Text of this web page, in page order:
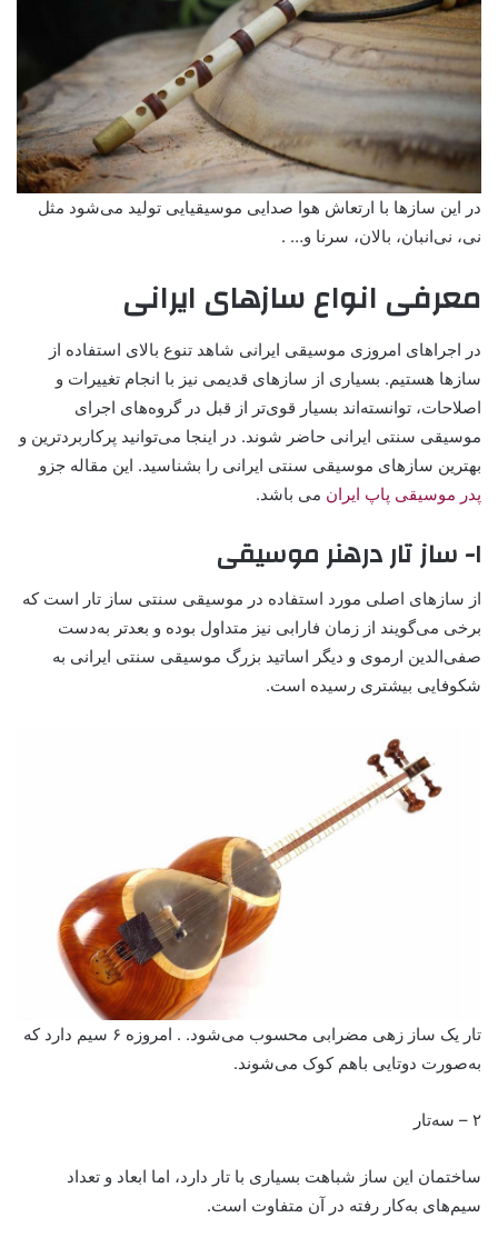
در این سازها با ارتعاش هوا صدایی موسیقیایی تولید می‌شود مثل
نی، نی‌انبان، بالان، سرنا و… .
معرفی انواع سازهای ایرانی
در اجراهای امروزی موسیقی ایرانی شاهد تنوع بالای استفاده از
سازها هستیم. بسیاری از سازهای قدیمی نیز با انجام تغییرات و
اصلاحات، توانسته‌اند بسیار قوی‌تر از قبل در گروه‌های اجرای
موسیقی سنتی ایرانی حاضر شوند. در اینجا می‌توانید پرکاربردترین و
بهترین سازهای موسیقی سنتی ایرانی را بشناسید. این مقاله جزو
پدر موسیقی پاپ ایران می باشد.
۱- ساز تار درهنر موسیقی
از سازهای اصلی مورد استفاده در موسیقی سنتی ساز تار است که
برخی می‌گویند از زمان فارابی نیز متداول بوده و بعدتر به‌دست
صفی‌الدین ارموی و دیگر اساتید بزرگ موسیقی سنتی ایرانی به
شکوفایی بیشتری رسیده است.
تار یک ساز زهی مضرابی محسوب می‌شود. . امروزه ۶ سیم دارد که
به‌صورت دوتایی باهم کوک می‌شوند.
۲ – سه‌تار
ساختمان این ساز شباهت بسیاری با تار دارد، اما ابعاد و تعداد
سیم‌های به‌کار رفته در آن متفاوت است.